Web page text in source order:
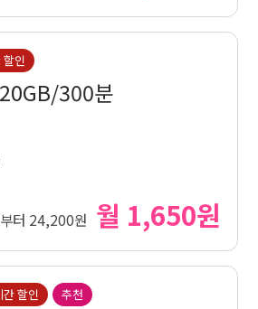
할인
300분
터 24,200원 월 1,650원
간 할인 추천